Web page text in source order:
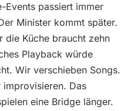
Events passiert immer
Minister kommt später.
die Küche braucht zehn
Playback würde
Wir verschieben Songs.
Das
eine Bridge länger.